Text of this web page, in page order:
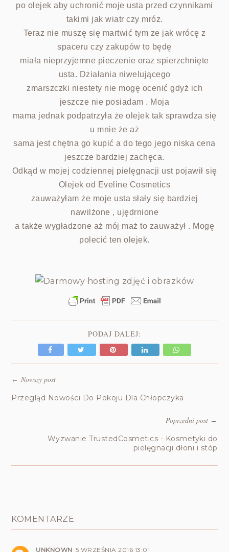
po olejek aby uchronić moje usta przed czynnikami
takimi jak wiatr czy mróz.
Teraz nie muszę się martwić tym ze jak wrócę z
spaceru czy zakupów to będę
miała nieprzyjemne pieczenie oraz spierzchnięte
usta. Działania niwelującego
zmarszczki niestety nie mogę ocenić gdyż ich
jeszcze nie posiadam . Moja
mama jednak podpatrzyła że olejek tak sprawdza się
u mnie że aż
sama jest chętna go kupić a do tego jego niska cena
jeszcze bardziej zachęca.
Odkąd w mojej codziennej pielęgnacji ust pojawił się
Olejek od Eveline Cosmetics
zauważyłam że moje usta słały się bardziej
nawilżone , ujędrnione
a także wygładzone aż mój maż to zauważył . Mogę
polecić ten olejek.
PODAJ DALEJ:
←Nowszy post
Przegląd Nowości Do Pokoju Dla Chłopczyka
Poprzedni post→
Wyzwanie TrustedCosmetics - Kosmetyki do
pielęgnacji dłoni i stóp
KOMENTARZE
UNKNOWN 5 WRZEŚNIA 2016 13:01